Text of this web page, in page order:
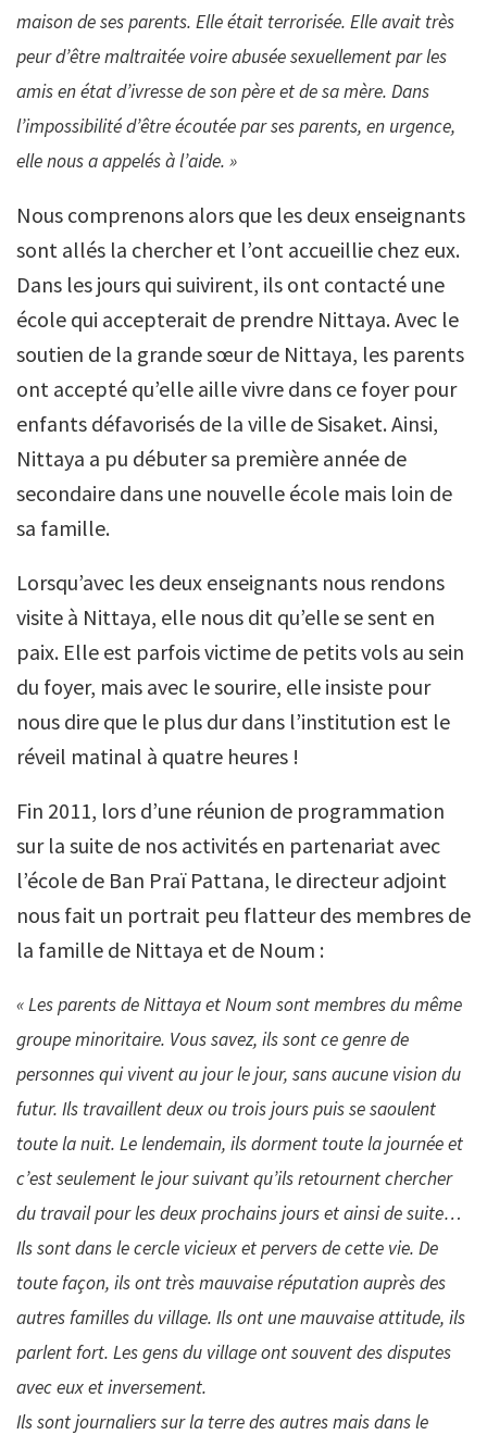
maison de ses parents. Elle était terrorisée. Elle avait très
peur d’être maltraitée voire abusée sexuellement par les
amis en état d’ivresse de son père et de sa mère. Dans
l’impossibilité d’être écoutée par ses parents, en urgence,
elle nous a appelés à l’aide. »
Nous comprenons alors que les deux enseignants
sont allés la chercher et l’ont accueillie chez eux.
Dans les jours qui suivirent, ils ont contacté une
école qui accepterait de prendre Nittaya. Avec le
soutien de la grande sœur de Nittaya, les parents
ont accepté qu’elle aille vivre dans ce foyer pour
enfants défavorisés de la ville de Sisaket. Ainsi,
Nittaya a pu débuter sa première année de
secondaire dans une nouvelle école mais loin de
sa famille.
Lorsqu’avec les deux enseignants nous rendons
visite à Nittaya, elle nous dit qu’elle se sent en
paix. Elle est parfois victime de petits vols au sein
du foyer, mais avec le sourire, elle insiste pour
nous dire que le plus dur dans l’institution est le
réveil matinal à quatre heures !
Fin 2011, lors d’une réunion de programmation
sur la suite de nos activités en partenariat avec
l’école de Ban Praï Pattana, le directeur adjoint
nous fait un portrait peu flatteur des membres de
la famille de Nittaya et de Noum :
« Les parents de Nittaya et Noum sont membres du même
groupe minoritaire. Vous savez, ils sont ce genre de
personnes qui vivent au jour le jour, sans aucune vision du
futur. Ils travaillent deux ou trois jours puis se saoulent
toute la nuit. Le lendemain, ils dorment toute la journée et
c’est seulement le jour suivant qu’ils retournent chercher
du travail pour les deux prochains jours et ainsi de suite…
Ils sont dans le cercle vicieux et pervers de cette vie. De
toute façon, ils ont très mauvaise réputation auprès des
autres familles du village. Ils ont une mauvaise attitude, ils
parlent fort. Les gens du village ont souvent des disputes
avec eux etinversement.
Ils sont journaliers sur la terre des autres mais dans le